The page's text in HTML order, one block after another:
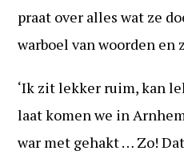
praat over alles wat ze
warboel van woorden en
‘Ik zit lekker ruim, kan
laat komen we in
war met gehakt … Zo!